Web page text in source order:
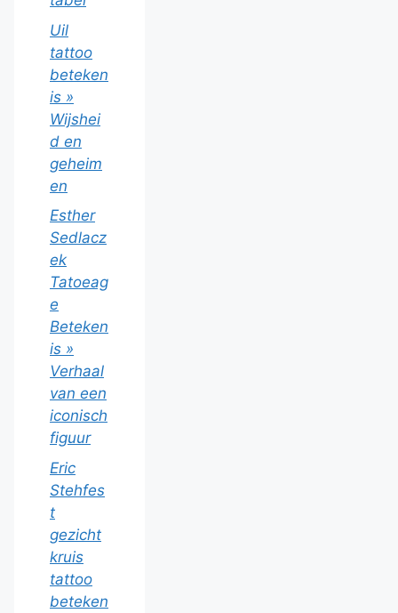
Uil
tattoo
beteken
is »
Wijshei
d en
geheim
en
Esther
Sedlacz
ek
Tatoeag
e
Beteken
is »
Verhaal
van een
iconisch
figuur
Eric
Stehfes
t
gezicht
kruis
tattoo
beteken